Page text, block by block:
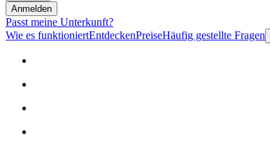
Anmelden
Passt meine Unterkunft?
Wie es funktioniertEntdeckenPreiseHäufig gestellte Fragen